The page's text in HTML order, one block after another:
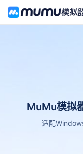
MuMu模拟
适配